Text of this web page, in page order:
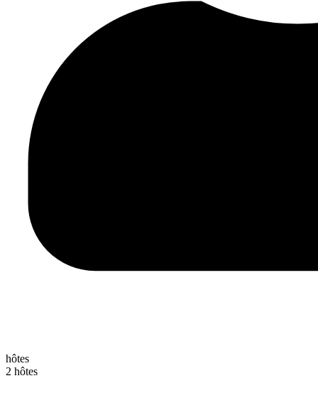
hôtes
2 hôtes